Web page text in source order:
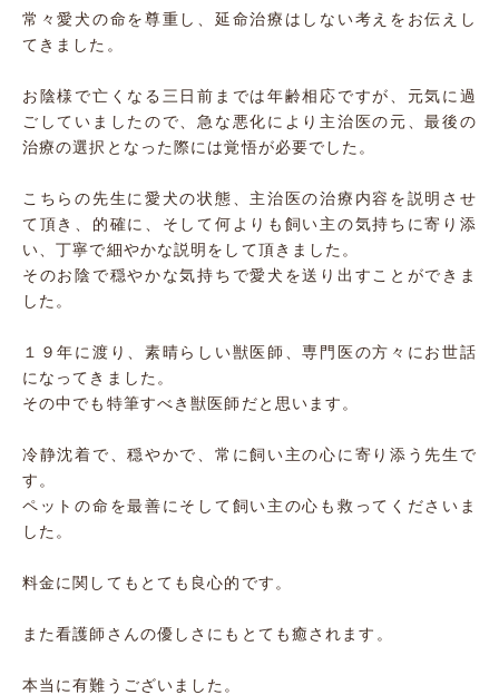
常々愛犬の命を尊重し、延命治療はしない考えをお伝えし
てきました。
お陰様で亡くなる三日前までは年齢相応ですが、元気に過
ごしていましたので、急な悪化により主治医の元、最後の
治療の選択となった際には覚悟が必要でした。
こちらの先生に愛犬の状態、主治医の治療内容を説明させ
て頂き、的確に、そして何よりも飼い主の気持ちに寄り添
い、丁寧で細やかな説明をして頂きました。
そのお陰で穏やかな気持ちで愛犬を送り出すことができま
した。
１９年に渡り、素晴らしい獣医師、専門医の方々にお世話
になってきました。
その中でも特筆すべき獣医師だと思います。
冷静沈着で、穏やかで、常に飼い主の心に寄り添う先生で
す。
ペットの命を最善にそして飼い主の心も救ってくださいま
した。
料金に関してもとても良心的です。
また看護師さんの優しさにもとても癒されます。
本当に有難うございました。